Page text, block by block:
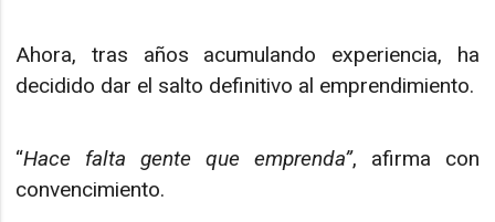
Ahora, tras años acumulando experiencia, ha
decidido dar el salto definitivo al emprendimiento.
“Hace falta gente que emprenda”, afirma con
convencimiento.